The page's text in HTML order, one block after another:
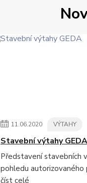
11.06.2020 VÝTAHY
Stavební výtahy GEDA
Představení stavebních
pohledu autorizovaného
číst celé